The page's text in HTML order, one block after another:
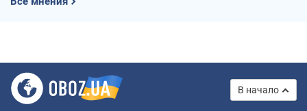
В начало